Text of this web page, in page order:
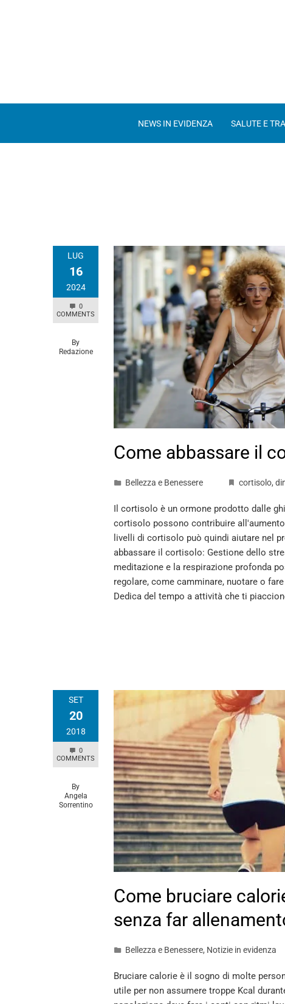
NEWS IN EVIDENZA SALUTE E
LUG
16
2024
0
COMMENTS
By
Redazione
Come abbassare il
Bellezza e Benessere cortisolo,
Il cortisolo è un ormone prodotto dalle
cortisolo possono contribuire
livelli di cortisolo può quindi aiutare nel
abbassare il cortisolo: Gestione dello
meditazione e la respirazione profonda
regolare, come camminare, nuotare o
Dedica del tempo a attività che ti
SET
20
2018
0
COMMENTS
By
Angela
Sorrentino
Come bruciare
senza far
Bellezza e Benessere, Notizie in evidenza
Bruciare calorie è il sogno di molte
utile per non assumere troppe Kcal